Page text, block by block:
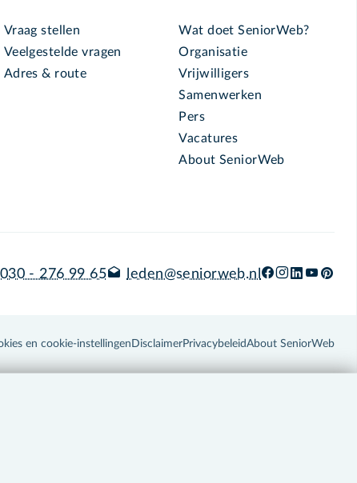
Vraag stellen
Veelgestelde vragen
Adres & route
Wat doet SeniorWeb?
Organisatie
Vrijwilligers
Samenwerken
Pers
Vacatures
About SeniorWeb
030 - 276 99 65 leden@seniorweb.nl
en cookie-instellingen DisclaimerPrivacybeleidAbout SeniorWeb